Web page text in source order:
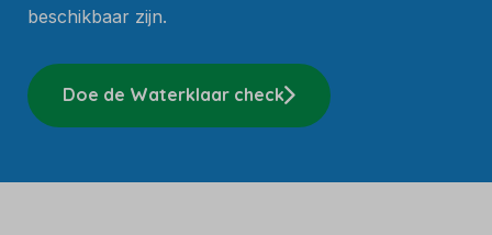
beschikbaar zijn.
Doe de Waterklaar check